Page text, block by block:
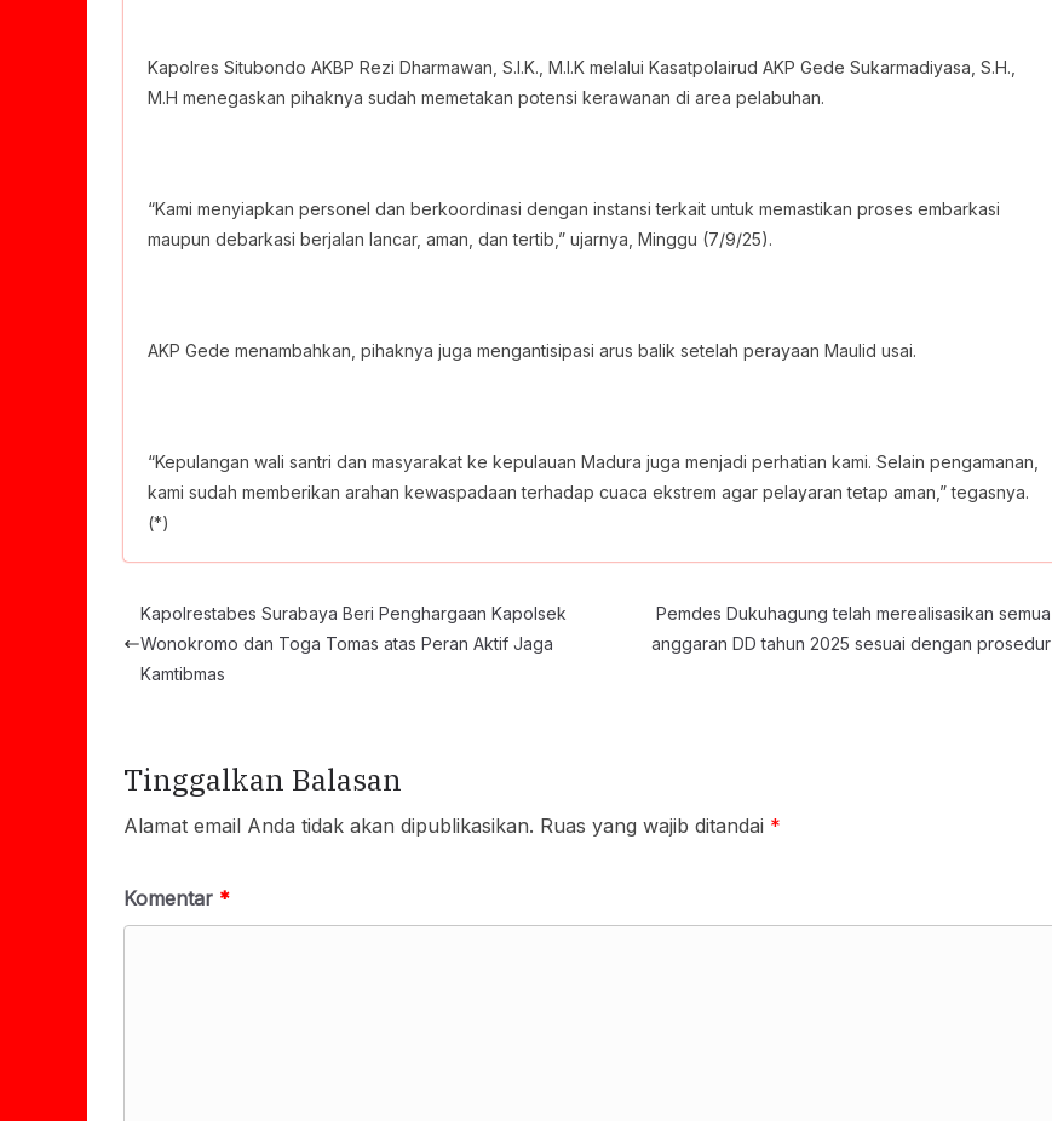
Kapolres Situbondo AKBP Rezi Dharmawan, S.I.K., M.I.K melalui Kasatpolairud AKP Gede Sukarmadiyasa, S.H.,
M.H menegaskan pihaknya sudah memetakan potensi kerawanan di area pelabuhan.
“Kami menyiapkan personel dan berkoordinasi dengan instansi terkait untuk memastikan proses embarkasi
maupun debarkasi berjalan lancar, aman, dan tertib,” ujarnya, Minggu (7/9/25).
AKP Gede menambahkan, pihaknya juga mengantisipasi arus balik setelah perayaan Maulid usai.
“Kepulangan wali santri dan masyarakat ke kepulauan Madura juga menjadi perhatian kami. Selain pengamanan,
kami sudah memberikan arahan kewaspadaan terhadap cuaca ekstrem agar pelayaran tetap aman,” tegasnya.
(*)
Kapolrestabes Surabaya Beri Penghargaan Kapolsek
Wonokromo dan Toga Tomas atas Peran Aktif Jaga
Kamtibmas
Pemdes Dukuhagung telah merealisasikan semua
anggaran DD tahun 2025 sesuai dengan prosedur
Tinggalkan Balasan
Alamat email Anda tidak akan dipublikasikan. Ruas yang wajib ditandai *
Komentar *